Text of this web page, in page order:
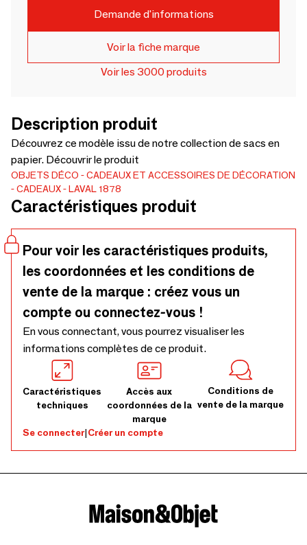
Demande d'informations
Voir la fiche marque
Voir les 3000 produits
Description produit
Découvrez ce modèle issu de notre collection de sacs en
papier. Découvrir le produit
OBJETS DÉCO
CADEAUX ET ACCESSOIRES DE DÉCORATION
CADEAUX
LAVAL 1878
Caractéristiques produit
Pour voir les caractéristiques produits,
les coordonnées et les conditions de
vente de la marque : créez vous un
compte ou connectez-vous !
En vous connectant, vous pourrez visualiser les
informations complètes de ce produit.
Caractéristiques
techniques
Accès aux
coordonnées de la
marque
Conditions de
vente de la marque
Se connecter|Créer un compte